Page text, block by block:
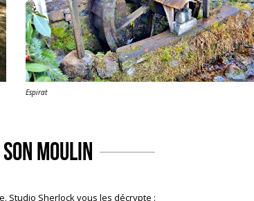
Espirat
moulin
Studio Sherlock vous les décrypte :